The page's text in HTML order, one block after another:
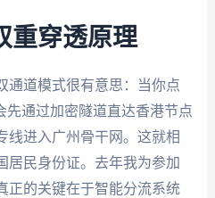
重穿透原理
通道模式很有意思：当你点
通过加密隧道直达香港节点
线进入广州骨干网。这就相
居民身份证。去年我为参加
正的关键在于智能分流系统